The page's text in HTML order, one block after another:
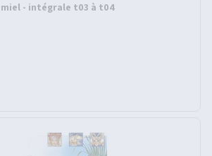
miel - intégrale t03 à t04